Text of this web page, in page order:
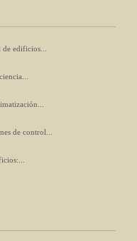
edificios...
de control...